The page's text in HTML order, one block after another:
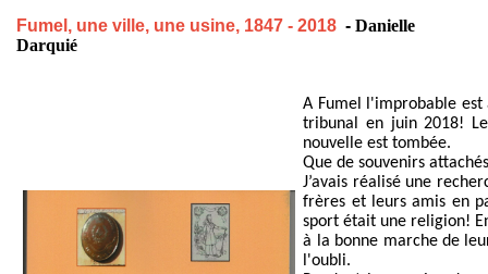
Fumel, une ville, une usine, 1847 - 2018 -Danielle
Darquié
A Fumel l'improbable
tribunal en juin 2018!
nouvelle est tombée.
Que de souvenirs
J’avais réalisé une
frères et leurs amis en
sport était une religion!
à la bonne marche de
l'oubli.